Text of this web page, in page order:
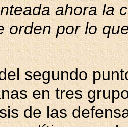
ahora la
orden por lo
segundo
en tres
de las